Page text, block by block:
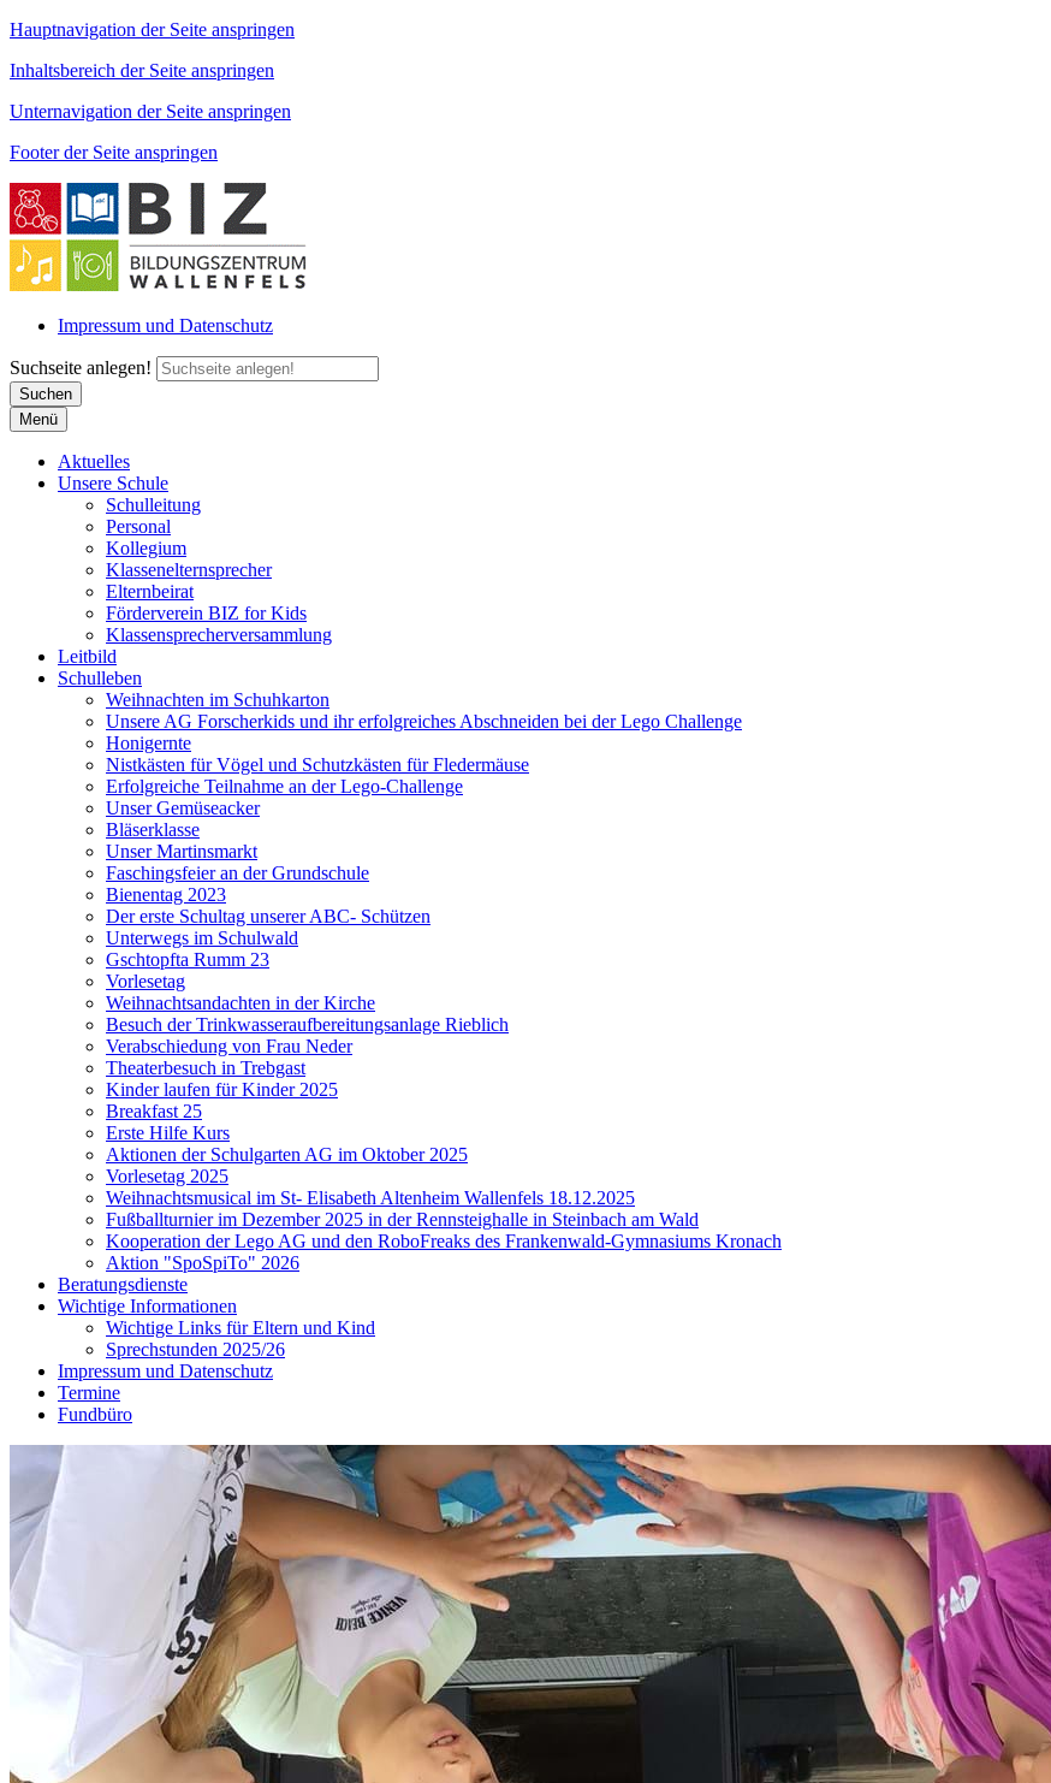
Hauptnavigation der Seite anspringen
Inhaltsbereich der Seite anspringen
Unternavigation der Seite anspringen
Footer der Seite anspringen
Impressum und Datenschutz
Suchseite anlegen!
Suchen
Menü
Aktuelles
Unsere Schule
Schulleitung
Personal
Kollegium
Klassenelternsprecher
Elternbeirat
Förderverein BIZ for Kids
Klassensprecherversammlung
Leitbild
Schulleben
Weihnachten im Schuhkarton
Unsere AG Forscherkids und ihr erfolgreiches Abschneiden bei der Lego Challenge
Honigernte
Nistkästen für Vögel und Schutzkästen für Fledermäuse
Erfolgreiche Teilnahme an der Lego-Challenge
Unser Gemüseacker
Bläserklasse
Unser Martinsmarkt
Faschingsfeier an der Grundschule
Bienentag 2023
Der erste Schultag unserer ABC- Schützen
Unterwegs im Schulwald
Gschtopfta Rumm 23
Vorlesetag
Weihnachtsandachten in der Kirche
Besuch der Trinkwasseraufbereitungsanlage Rieblich
Verabschiedung von Frau Neder
Theaterbesuch in Trebgast
Kinder laufen für Kinder 2025
Breakfast 25
Erste Hilfe Kurs
Aktionen der Schulgarten AG im Oktober 2025
Vorlesetag 2025
Weihnachtsmusical im St- Elisabeth Altenheim Wallenfels 18.12.2025
Fußballturnier im Dezember 2025 in der Rennsteighalle in Steinbach am Wald
Kooperation der Lego AG und den RoboFreaks des Frankenwald-Gymnasiums Kronach
Aktion "SpoSpiTo" 2026
Beratungsdienste
Wichtige Informationen
Wichtige Links für Eltern und Kind
Sprechstunden 2025/26
Impressum und Datenschutz
Termine
Fundbüro